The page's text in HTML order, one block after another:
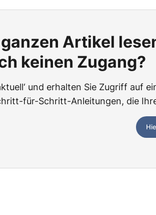
Artikel
keinen Zugang?
und erhalten Sie Zugriff auf
für-Schritt-Anleitungen, die